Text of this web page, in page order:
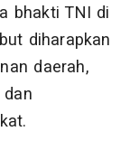
bhakti TNI di
diharapkan
daerah,